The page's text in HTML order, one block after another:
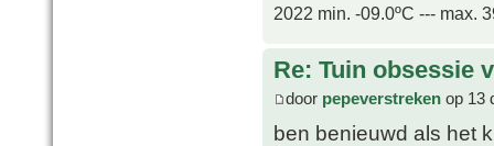
2022 min. -09.0ºC --- max.
Re: Tuin obsessie
door pepeverstreken op 13
ben benieuwd als het